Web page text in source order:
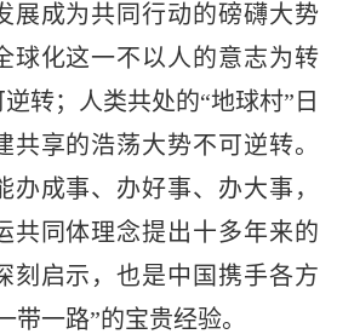
展成为共同行动的磅礴大势
球化这一不以人的意志为转
转；人类共处的“地球村”日
共享的浩荡大势不可逆转。
办成事、办好事、办大事，
共同体理念提出十多年来的
刻启示，也是中国携手各方
带一路”的宝贵经验。